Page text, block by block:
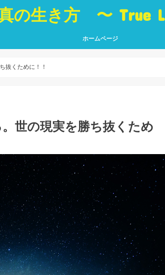
真の生き方 〜 True
ホームページ
抜くために！！
世の現実を勝ち抜くため